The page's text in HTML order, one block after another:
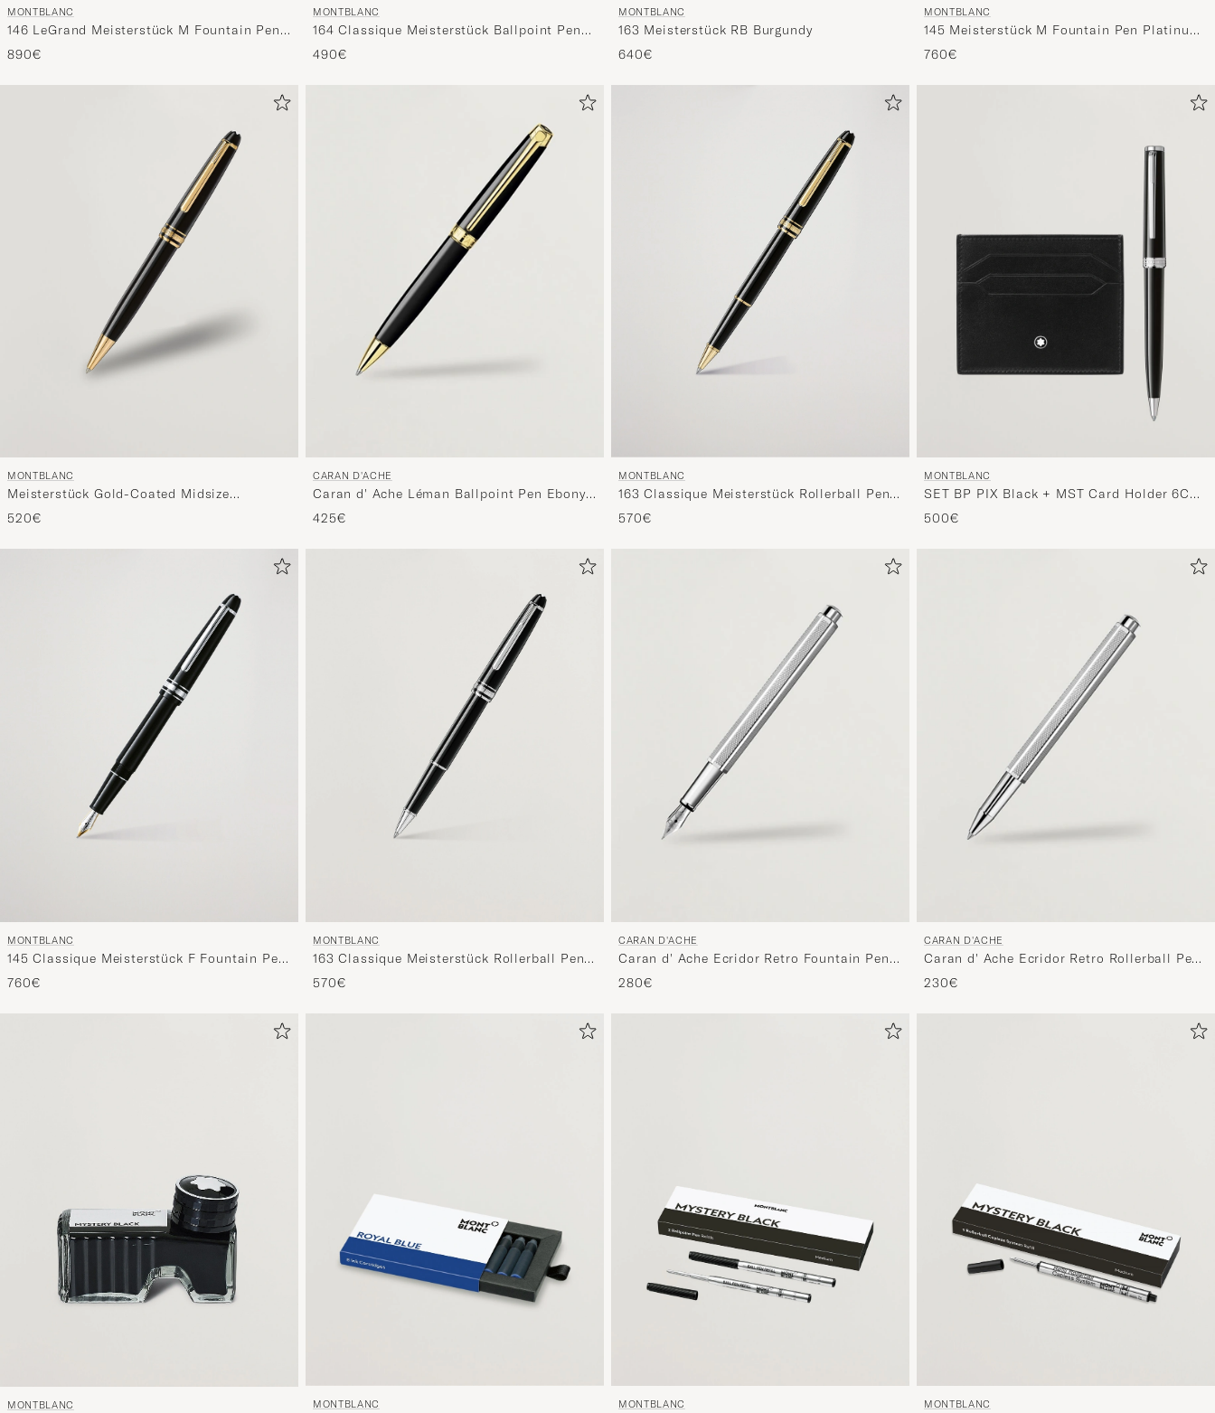
MONTBLANC
146 LeGrand Meisterstück M Fountain Pen
Platinum Line
890€
MONTBLANC
164 Classique Meisterstück Ballpoint Pen
Platinum Line
490€
MONTBLANC
163 Meisterstück RB Burgundy
640€
MONTBLANC
145 Meisterstück M Fountain Pen Platinum
Line
760€
MONTBLANC
Meisterstück Gold-Coated Midsize
Ballpoint
520€
CARAN D'ACHE
Caran d' Ache Léman Ballpoint Pen Ebony
Black/Gold Plated
425€
MONTBLANC
163 Classique Meisterstück Rollerball Pen
Black
570€
MONTBLANC
SET BP PIX Black + MST Card Holder 6C
Bk
500€
MONTBLANC
145 Classique Meisterstück F Fountain Pen
Platinum Line
760€
MONTBLANC
163 Classique Meisterstück Rollerball Pen
Platinum Line
570€
CARAN D'ACHE
Caran d' Ache Ecridor Retro Fountain Pen
Platinum Coated
280€
CARAN D'ACHE
Caran d' Ache Ecridor Retro Rollerball Pen
Platinum Coated
230€
MONTBLANC MONTBLANC MONTBLANC MONTBLANC